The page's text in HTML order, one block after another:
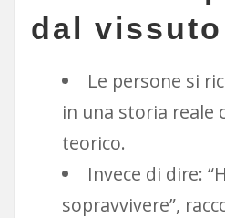
dal vissuto
Le persone si
in una storia reale
teorico.
Invece di dire:
sopravvivere”,